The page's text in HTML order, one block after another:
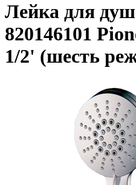
Лейка для
820146101
1/2' (шесть